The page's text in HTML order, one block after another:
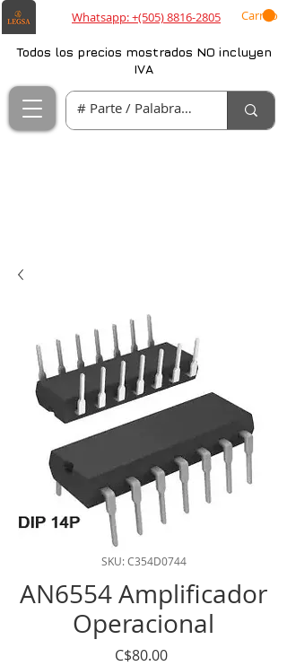
Whatsapp: +(505) 8816-2805 Carrito
Todos los precios mostrados NO incluyen
IVA
SKU: C354D0744
AN6554 Amplificador
Operacional
C$80.00Precio